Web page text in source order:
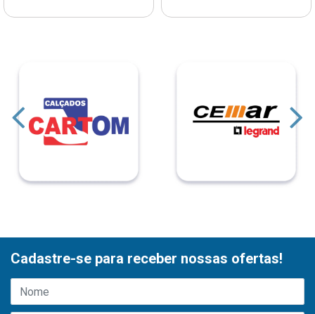
Cadastre-se para receber nossas ofertas!